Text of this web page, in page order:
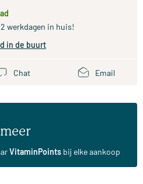
werkdagen in huis!
in de buurt
Chat Email
VitaminPoints bij elke aankoop